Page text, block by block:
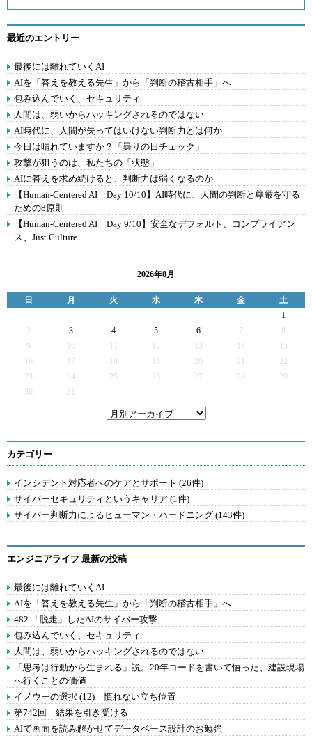
最近のエントリー
最後には離れていくAI
AIを「答えを教える先生」から「判断の稽古相手」へ
包み込んでいく、セキュリティ
人間は、弱いからハッキングされるのではない
AI時代に、人間が失ってはいけない判断力とは何か
今日は晴れていますか？「曇りの日チェック」
攻撃が狙うのは、私たちの「状態」
AIに答えを求め続けると、判断力は弱くなるのか
【Human-Centered AI｜Day 10/10】AI時代に、人間の判断と尊厳を守る
ための8原則
【Human-Centered AI｜Day 9/10】安全なデフォルト、コンプライアン
ス、Just Culture
2026年8月
日 月 火 水 木 金
土
1
2
3 4 5 6 7
8
9
10 11 12 13 14
15
16
17 18 19 20 21
22
23
24 25 26 27 28
29
30
31
カテゴリー
インシデント対応者へのケアとサポート (26件)
サイバーセキュリティというキャリア (1件)
サイバー判断力によるヒューマン・ハードニング (143件)
エンジニアライフ 最新の投稿
最後には離れていくAI
AIを「答えを教える先生」から「判断の稽古相手」へ
482.「脱走」したAIのサイバー攻撃
包み込んでいく、セキュリティ
人間は、弱いからハッキングされるのではない
「思考は行動から生まれる」説。20年コードを書いて悟った、建設現場
へ行くことの価値
イノウーの選択 (12) 慣れない立ち位置
第742回 結果を引き受ける
AIで画面を読み解かせてデータベース設計のお勉強